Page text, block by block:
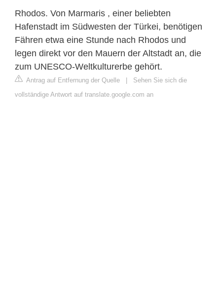
Rhodos. Von Marmaris , einer beliebten
Hafenstadt im Südwesten der Türkei, benötigen
Fähren etwa eine Stunde nach Rhodos und
legen direkt vor den Mauern der Altstadt an, die
zum UNESCO-Weltkulturerbe gehört.
Antrag auf Entfernung der Quelle | Sehen Sie sich die
vollständige Antwort auf translate.google.com an